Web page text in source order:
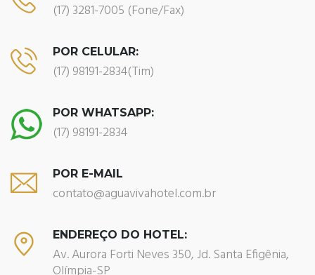
(17) 3281-7005 (Fone/Fax)
POR CELULAR:
(17) 98191-2834(Tim)
POR WHATSAPP:
(17) 98191-2834
POR E-MAIL
contato@aguavivahotel.com.br
ENDEREÇO DO HOTEL:
Av. Aurora Forti Neves 350, Jd. Santa Efigênia,
Olímpia-SP